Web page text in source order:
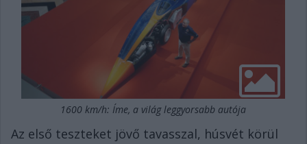
1600 km/h: Íme, a világ leggyorsabb autója
Az első teszteket jövő tavasszal, húsvét körül